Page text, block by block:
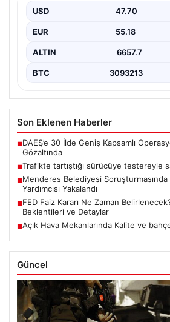
Testereyle Tehdit Etti”, “content”: “
USD 47.70
EUR 55.18
ALTIN 6657.7
BTC 3093213
Son Eklenen Haberler
■DAEŞ’e 30 İlde Geniş Kapsamlı
Gözaltında
■Trafikte tartıştığı sürücüye testereyle
■Menderes Belediyesi Soruşturmasında
Yardımcısı Yakalandı
■FED Faiz Kararı Ne Zaman
Beklentileri ve Detaylar
■Açık Hava Mekanlarında Kalite ve
Güncel